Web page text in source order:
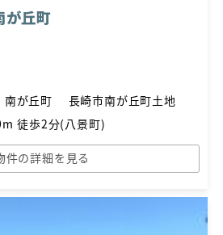
が丘町
南が丘町 長崎市南が丘町土地
徒歩2分(八景町)
件の詳細を見る